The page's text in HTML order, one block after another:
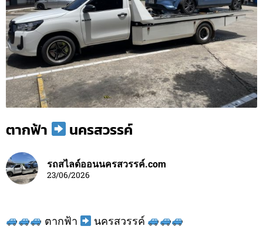
ตากฟ้า นครสวรรค์
รถสไลด์ออนนครสวรรค์.com
23/06/2026
ตากฟ้า
นครสวรรค์